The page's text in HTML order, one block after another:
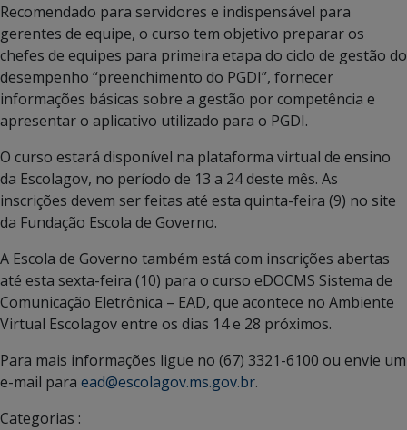
Recomendado para servidores e indispensável para
gerentes de equipe, o curso tem objetivo preparar os
chefes de equipes para primeira etapa do ciclo de gestão do
desempenho “preenchimento do PGDI”, fornecer
informações básicas sobre a gestão por competência e
apresentar o aplicativo utilizado para o PGDI.
O curso estará disponível na plataforma virtual de ensino
da Escolagov, no período de 13 a 24 deste mês. As
inscrições devem ser feitas até esta quinta-feira (9) no site
da Fundação Escola de Governo.
A Escola de Governo também está com inscrições abertas
até esta sexta-feira (10) para o curso eDOCMS Sistema de
Comunicação Eletrônica – EAD, que acontece no Ambiente
Virtual Escolagov entre os dias 14 e 28 próximos.
Para mais informações ligue no (67) 3321-6100 ou envie um
e-mail para ead@escolagov.ms.gov.br.
Categorias :